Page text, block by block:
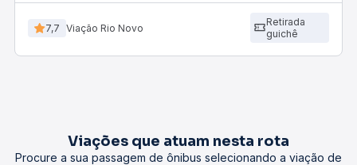
7,7 Viação Rio Novo
Retirada
guichê
Viações que atuam nesta rota
Procure a sua passagem de ônibus selecionando a viação de